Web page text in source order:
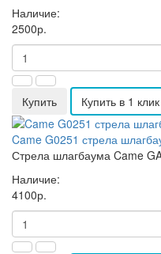
Наличие:
2500р.
Купить Купить в 1 клик
Came G0251 стрела
Стрела шлагбаума Came
Наличие:
4100р.